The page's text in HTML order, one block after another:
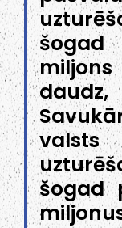
šogad
valsts
šogad